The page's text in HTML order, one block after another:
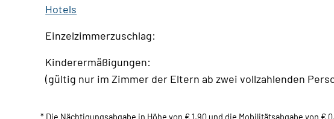
Hotels
Einzelzimmerzuschlag:
Kinderermäßigungen:
(gültig nur im Zimmer der Eltern ab zwei vollzahlenden
* Die Nächtigungsabgabe in Höhe von € 1,90 und die Mobilitätsabgabe von €